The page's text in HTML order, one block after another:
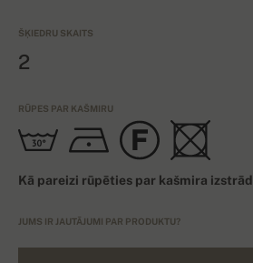
ŠĶIEDRU SKAITS
2
RŪPES PAR KAŠMIRU
Kā pareizi rūpēties par kašmira
JUMS IR JAUTĀJUMI PAR PRODUKTU?